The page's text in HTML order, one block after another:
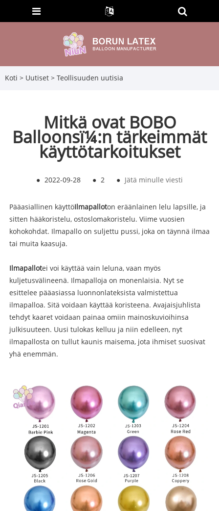
Koti > Uutiset > Teollisuuden uutisia
Mitkä ovat BOBO
Balloonsï¼:n tärkeimmät
käyttötarkoitukset
● 2022-09-28 ● 2 ● Jätä minulle viesti
Pääasiallinen käyttöIlmapalloton eräänlainen lelu lapsille, ja
sitten hääkoristelu, ostoslomakoristelu. Viime vuosien
kohokohdat. Ilmapallo on suljettu pussi, joka on täynnä ilmaa
tai muita kaasuja.
Ilmapallotei voi käyttää vain leluna, vaan myös
kuljetusvälineenä. Ilmapalloja on monenlaisia. Nyt se
esittelee pääasiassa luonnonlateksista valmistettua
ilmapalloa. Sitä voidaan käyttää koristeena. Avajaisjuhlista
tehdyt kaaret voidaan painaa omiin mainoskuvioihinsa
julkisuuteen. Uusi tulokas kelluu ja niin edelleen, nyt
ilmapallosta on tullut kaunis maisema, jota ihmiset suosivat
yhä enemmän.